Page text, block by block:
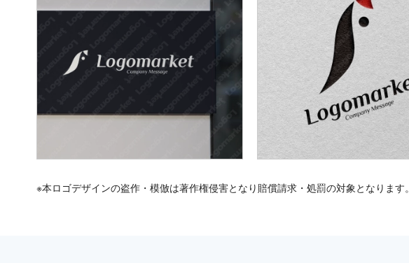
※本ロゴデザインの盗作・模倣は著作権侵害となり賠償請求・処罰の対象となります。